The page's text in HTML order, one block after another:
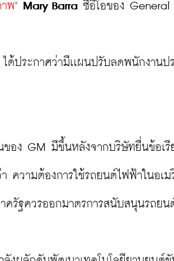
พ" Mary Barra ซีอีโอของ General
ประกาศว่ามีเเผนปรับลดพนักงานป
ของ GM มีขึ้นหลังจากบริษัทยื่นข้อเ
ความต้องการใช้รถยนต์ไฟฟ้าในอเม
ครัฐควรออกมาตรการสนับสนุนรถย